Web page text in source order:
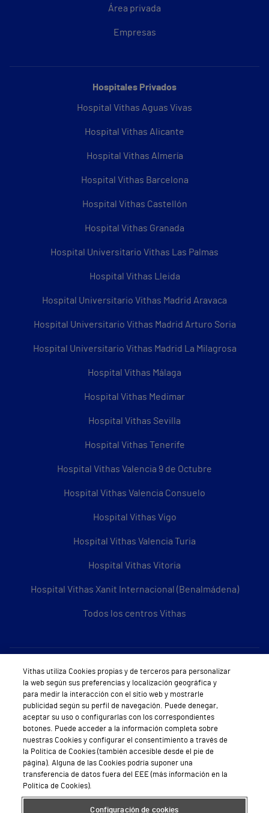
Área privada
Empresas
Hospitales Privados
Hospital Vithas Aguas Vivas
Hospital Vithas Alicante
Hospital Vithas Almería
Hospital Vithas Barcelona
Hospital Vithas Castellón
Hospital Vithas Granada
Hospital Universitario Vithas Las Palmas
Hospital Vithas Lleida
Hospital Universitario Vithas Madrid Aravaca
Hospital Universitario Vithas Madrid Arturo Soria
Hospital Universitario Vithas Madrid La Milagrosa
Hospital Vithas Málaga
Hospital Vithas Medimar
Hospital Vithas Sevilla
Hospital Vithas Tenerife
Hospital Vithas Valencia 9 de Octubre
Hospital Vithas Valencia Consuelo
Hospital Vithas Vigo
Hospital Vithas Valencia Turia
Hospital Vithas Vitoria
Hospital Vithas Xanit Internacional (Benalmádena)
Todos los centros Vithas
Sobre Vithas
Quiénes somos
Trabajar en Vithas
Teléfono Cita Médica
Teléfono Atención al Cliente
Política de seguridad y salud en el trabajo
Conoce a Supervita
Vithas utiliza Cookies propias y de terceros para personalizar
la web según sus preferencias y localización geográfica y
para medir la interacción con el sitio web y mostrarle
publicidad según su perfil de navegación. Puede denegar,
aceptar su uso o configurarlas con los correspondientes
botones. Puede acceder a la información completa sobre
nuestras Cookies y configurar el consentimiento a través de
la Política de Cookies (también accesible desde el pie de
página). Alguna de las Cookies podría suponer una
transferencia de datos fuera del EEE (más información en la
Política de Cookies).
Configuración de cookies